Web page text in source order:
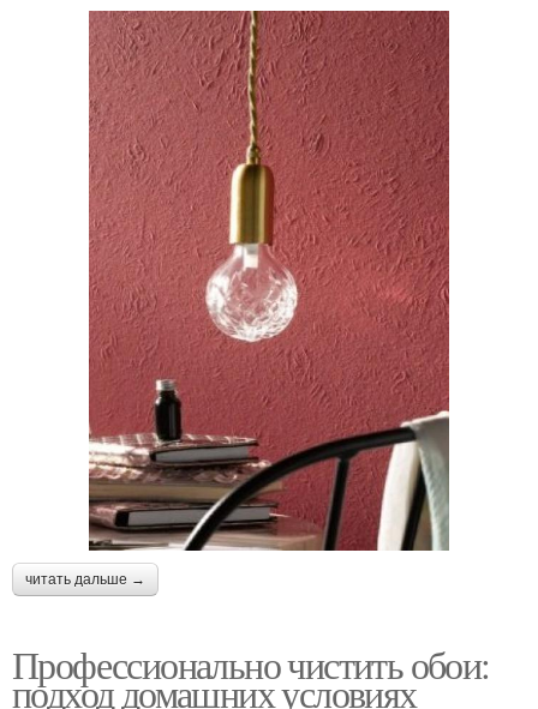
читать дальше →
Профессионально чистить обои:
подход домашних условиях